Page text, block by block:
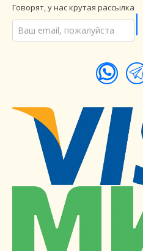
Говорят, у нас крутая рассылка